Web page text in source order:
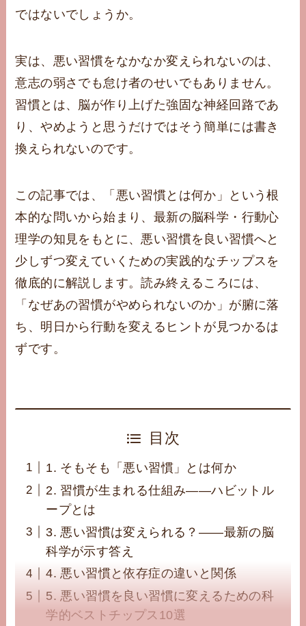
ではないでしょうか。
実は、悪い習慣をなかなか変えられないのは、
意志の弱さでも怠け者のせいでもありません。
習慣とは、脳が作り上げた強固な神経回路であ
り、やめようと思うだけではそう簡単には書き
換えられないのです。
この記事では、「悪い習慣とは何か」という根
本的な問いから始まり、最新の脳科学・行動心
理学の知見をもとに、悪い習慣を良い習慣へと
少しずつ変えていくための実践的なチップスを
徹底的に解説します。読み終えるころには、
「なぜあの習慣がやめられないのか」が腑に落
ち、明日から行動を変えるヒントが見つかるは
ずです。
目次
1. そもそも「悪い習慣」とは何か
2. 習慣が生まれる仕組み——ハビットル
ープとは
3. 悪い習慣は変えられる？——最新の脳
科学が示す答え
4. 悪い習慣と依存症の違いと関係
5. 悪い習慣を良い習慣に変えるための科
学的ベストチップス10選